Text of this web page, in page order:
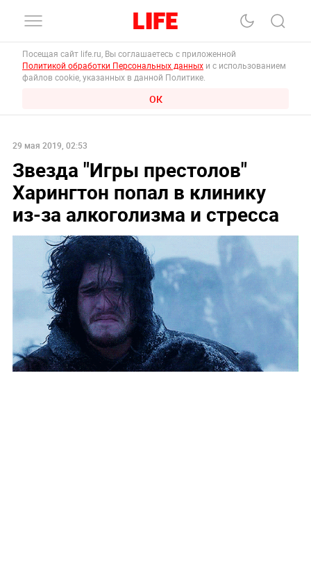
Посещая сайт life.ru, Вы соглашаетесь с приложенной
Политикой обработки Персональных данных и с использованием
файлов cookie, указанных в данной Политике.
ОК
29 мая 2019, 02:53
Звезда "Игры престолов"
Харингтон попал в клинику
из-за алкоголизма и стресса